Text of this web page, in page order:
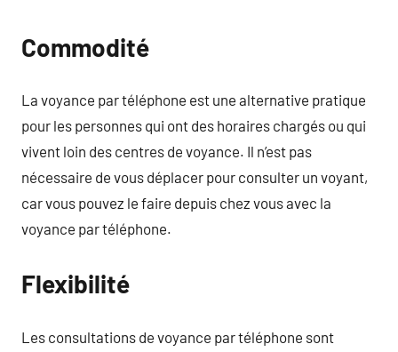
Commodité
La voyance par téléphone est une alternative pratique
pour les personnes qui ont des horaires chargés ou qui
vivent loin des centres de voyance. Il n’est pas
nécessaire de vous déplacer pour consulter un voyant,
car vous pouvez le faire depuis chez vous avec la
voyance par téléphone.
Flexibilité
Les consultations de voyance par téléphone sont